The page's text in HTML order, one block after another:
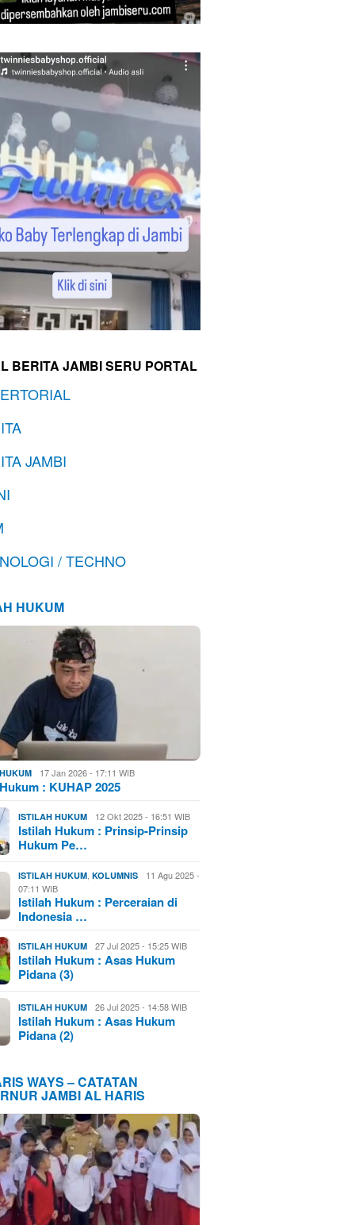
BERITA JAMBI SERU PORTAL
JAMBI
/ TECHNO
HUKUM
17 Jan 2026 - 17:11 WIB
: KUHAP 2025
ISTILAH HUKUM 12 Okt 2025 - 16:51 WIB
Istilah Hukum : Prinsip-Prinsip
Hukum Pe…
ISTILAH HUKUM ,KOLUMNIS
11 Agu 2025 -
07:11 WIB
Istilah Hukum : Perceraian di
Indonesia …
ISTILAH HUKUM 27 Jul 2025 - 15:25 WIB
Istilah Hukum : Asas Hukum
Pidana (3)
ISTILAH HUKUM 26 Jul 2025 - 14:58 WIB
Istilah Hukum : Asas Hukum
Pidana (2)
WAYS – CATATAN
JAMBI AL HARIS